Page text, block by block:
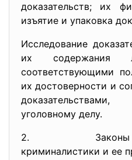
доказательств; их
изъятие и упаковка
Исследование
их содержания
соответствующими
их достоверности и
уголовному делу.
2. Законы
криминалистики и ее